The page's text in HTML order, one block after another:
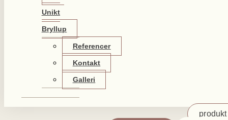
Unikt
Bryllup
Referencer
Kontakt
Galleri